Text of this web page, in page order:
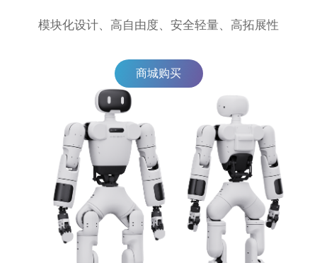
模块化设计、高自由度、安全轻量、高拓展性
商城购买